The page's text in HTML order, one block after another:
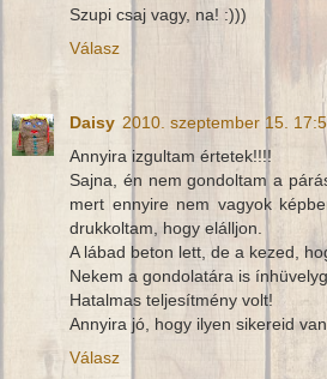
Szupi csaj vagy, na! :)))
Válasz
Daisy 2010. szeptember 15.
Annyira izgultam értetek!!!!
Sajna, én nem gondoltam a
mert ennyire nem vagyok
drukkoltam, hogy elálljon.
A lábad beton lett, de a kezed,
Nekem a gondolatára is
Hatalmas teljesítmény volt!
Annyira jó, hogy ilyen sikereid
Válasz